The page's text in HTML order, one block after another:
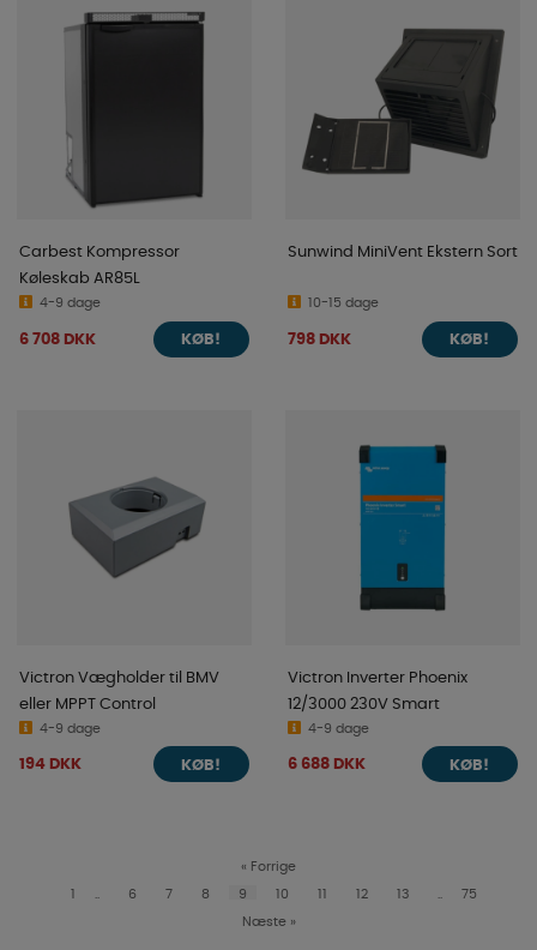
Carbest Kompressor
Køleskab AR85L
4-9 dage
6 708 DKK KØB!
Sunwind MiniVent Ekstern Sort
10-15 dage
798 DKK KØB!
Victron Vægholder til BMV
eller MPPT Control
4-9 dage
194 DKK KØB!
Victron Inverter Phoenix
12/3000 230V Smart
4-9 dage
6 688 DKK KØB!
« Forrige
1 6 7 8 9 10 11 12 13 75
Næste »